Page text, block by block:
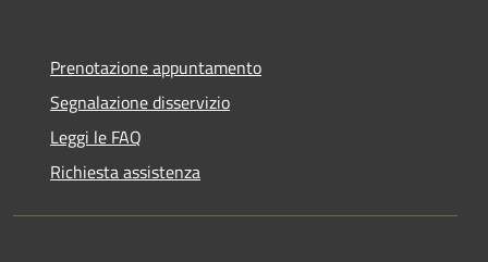
Prenotazione appuntamento
Segnalazione disservizio
Leggi le FAQ
Richiesta assistenza